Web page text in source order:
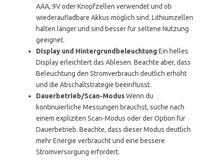
AAA, 9V oder Knopfzellen verwendet und ob
wiederaufladbare Akkus möglich sind. Lithiumzellen
halten länger und sind besser für seltene Nutzung
geeignet.
Display und Hintergrundbeleuchtung Ein helles
Display erleichtert das Ablesen. Beachte aber, dass
Beleuchtung den Stromverbrauch deutlich erhöht
und die Abschaltstrategie beeinflusst.
Dauerbetrieb/Scan-ModusWenn du
kontinuierliche Messungen brauchst, suche nach
einem expliziten Scan-Modus oder der Option für
Dauerbetrieb. Beachte, dass dieser Modus deutlich
mehr Energie verbraucht und eine bessere
Stromversorgung erfordert.